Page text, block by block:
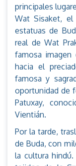
principales
Wat Sisaket,
estatuas de
real de Wat
famosa imagen
hacia el
famosa y
oportunidad de
Patuxay,
Vientián.
Por la tarde,
de Buda, con
la cultura